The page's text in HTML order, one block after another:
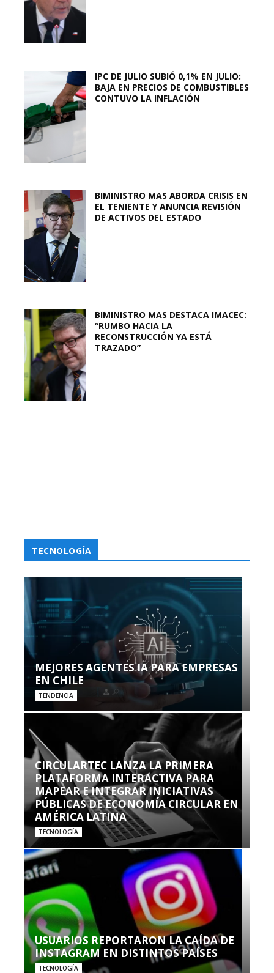
IPC DE JULIO SUBIÓ 0,1% EN JULIO:
BAJA EN PRECIOS DE COMBUSTIBLES
CONTUVO LA INFLACIÓN
BIMINISTRO MAS ABORDA CRISIS EN
EL TENIENTE Y ANUNCIA REVISIÓN
DE ACTIVOS DEL ESTADO
BIMINISTRO MAS DESTACA IMACEC:
“RUMBO HACIA LA
RECONSTRUCCIÓN YA ESTÁ
TRAZADO”
TECNOLOGÍA
MEJORES AGENTES IA PARA EMPRESAS
EN CHILE
TENDENCIA
CIRCULARTEC LANZA LA PRIMERA
PLATAFORMA INTERACTIVA PARA
MAPEAR E INTEGRAR INICIATIVAS
PÚBLICAS DE ECONOMÍA CIRCULAR EN
AMÉRICA LATINA
TECNOLOGÍA
USUARIOS REPORTARON LA CAÍDA DE
INSTAGRAM EN DISTINTOS PAÍSES
TECNOLOGÍA